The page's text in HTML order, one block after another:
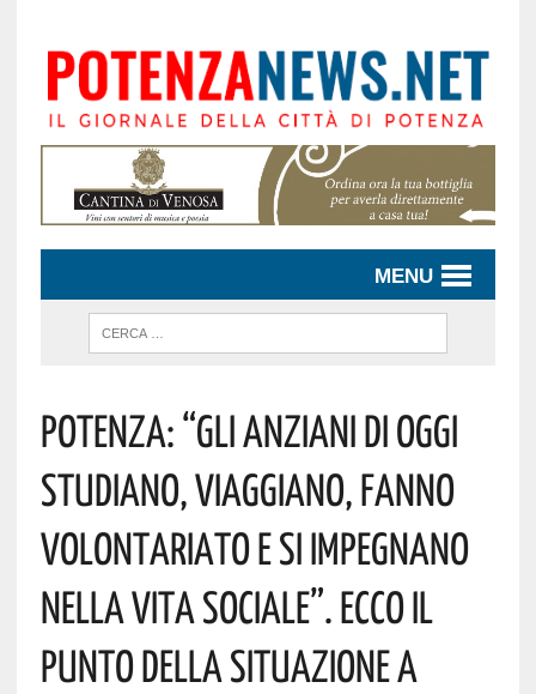
MENU
Potenza: “Gli Anziani Di Oggi
Studiano, Viaggiano, Fanno
Volontariato E Si Impegnano
Nella Vita Sociale”. Ecco Il
Punto Della Situazione A